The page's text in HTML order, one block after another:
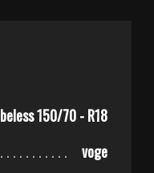
150/70 - R18
voge